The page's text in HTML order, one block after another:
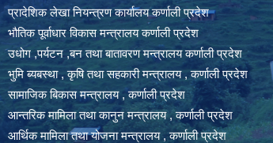
प्रादेशिक लेखा नियन्त्रण कार्यालय कर्णाली प्रदेश
भौतिक पूर्वाधार विकास मन्त्रालय कर्णाली प्रदेश
उधोग ,पर्यटन ,बन तथा बातावरण मन्त्रालय कर्णाली प्रदेश
भुमि ब्यबस्था , कृषि तथा सहकारी मन्त्रालय , कर्णाली प्रदेश
सामाजिक बिकास मन्त्रालय , कर्णाली प्रदेश
आन्तरिक मामिला तथा कानुन मन्त्रालय , कर्णाली प्रदेश
आर्थिक मामिला तथा योजना मन्त्रालय , कर्णाली प्रदेश